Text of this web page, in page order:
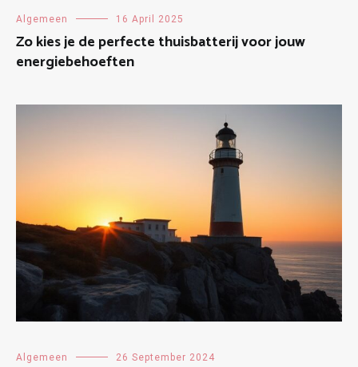
Algemeen 16 April 2025
Zo kies je de perfecte thuisbatterij voor jouw
energiebehoeften
Algemeen 26 September 2024